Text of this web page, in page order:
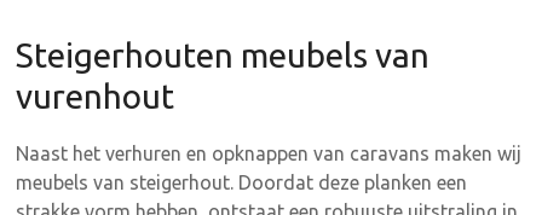
verhuur,
vervoer
en
Steigerhouten meubels van
vurenhout
Naast het verhuren en opknappen van caravans maken wij
meubels van steigerhout. Doordat deze planken een